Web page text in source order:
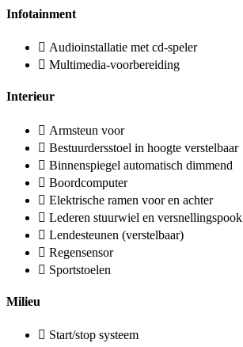
Infotainment
Audioinstallatie met cd-speler
Multimedia-voorbereiding
Interieur
Armsteun voor
Bestuurdersstoel in hoogte verstelbaar
Binnenspiegel automatisch dimmend
Boordcomputer
Elektrische ramen voor en achter
Lederen stuurwiel en versnellingspook
Lendesteunen (verstelbaar)
Regensensor
Sportstoelen
Milieu
Start/stop systeem